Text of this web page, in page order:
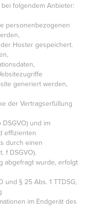
folgendem Anbieter:
personenbezogenen
Hoster gespeichert.
generiert werden,
der Vertragserfüllung
und im
effizienten
durch einen
f DSGVO).
abgefragt wurde, erfolgt
und § 25 Abs. 1 TTDSG,
im Endgerät des